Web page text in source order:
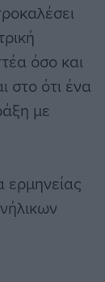
όσο και
στο ότι ένα
με